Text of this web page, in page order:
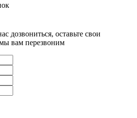
дозвониться, оставьте свои
вам перезвоним